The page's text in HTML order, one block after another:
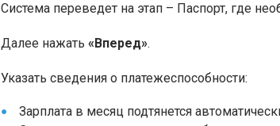
Система переведет на этап – Паспорт, где
Далее нажать «Вперед».
Указать сведения о платежеспособности:
Зарплата в месяц подтянется